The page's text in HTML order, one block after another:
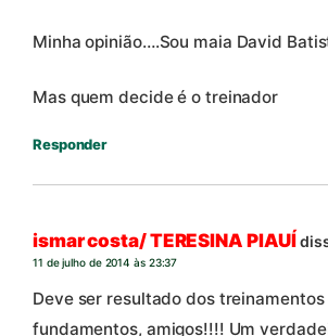
Minha opinião….Sou maia David
Mas quem decide é o treinador
Responder
ismar costa/ TERESINA PIAUÍ
11 de julho de 2014 às 23:37
Deve ser resultado dos treinamentos
fundamentos, amigos!!!! Um